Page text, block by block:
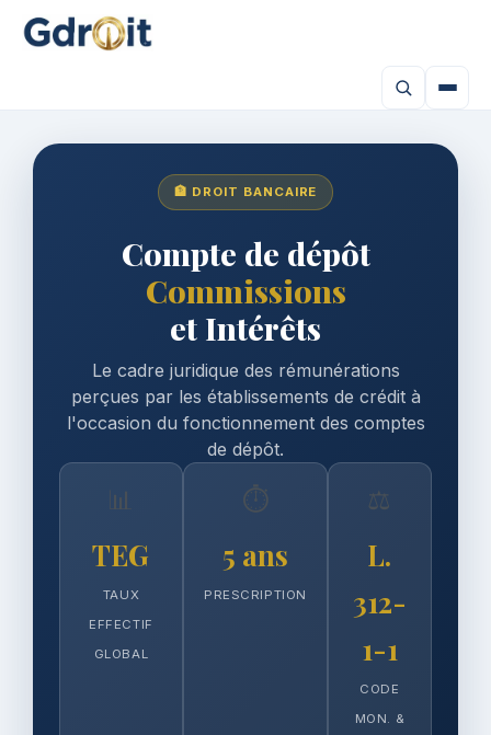
🏦 DROIT BANCAIRE
Compte de dépôt
Commissions
et Intérêts
Le cadre juridique des rémunérations
perçues par les établissements de crédit à
l'occasion du fonctionnement des comptes
de dépôt.
📊
TEG
TAUX
EFFECTIF
GLOBAL
⏱️
5 ans
PRESCRIPTION
⚖️
L.
312-
1-1
CODE
MON. &